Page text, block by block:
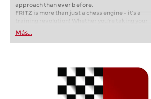
approach than ever before.
FRITZ is more than just a chess engine – it’s a
training revolution! Whether you’re taking your
first steps into the world of club chess, or already
playing at a tournament level: with FRITZ, you can
train more efficiently, intelligently and with a
Más...